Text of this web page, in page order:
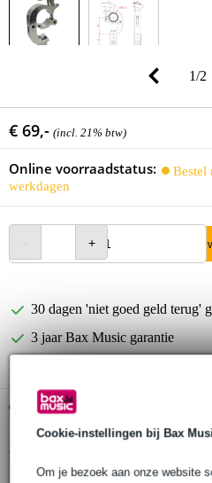
Cookie-instellingen bij Bax
Om je bezoek aan onze website
1/2
€ 69,- (incl. 21% btw)
Online voorraadstatus:
Bestel
werkdagen
30 dagen 'niet goed geld terug'
3 jaar Bax Music garantie
Gratis ophalen in de winkel
Productinformatie